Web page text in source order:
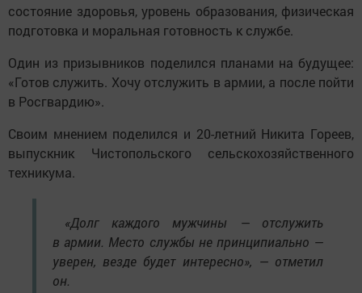
состояние здоровья, уровень образования, физическая
подготовка и моральная готовность к службе.
Один из призывников поделился планами на будущее:
«Готов служить. Хочу отслужить в армии, а после пойти
в Росгвардию».
Своим мнением поделился и 20-летний Никита Гореев,
выпускник Чистопольского сельскохозяйственного
техникума.
«Долг каждого мужчины — отслужить
в армии. Место службы не принципиально —
уверен, везде будет интересно», — отметил
он.